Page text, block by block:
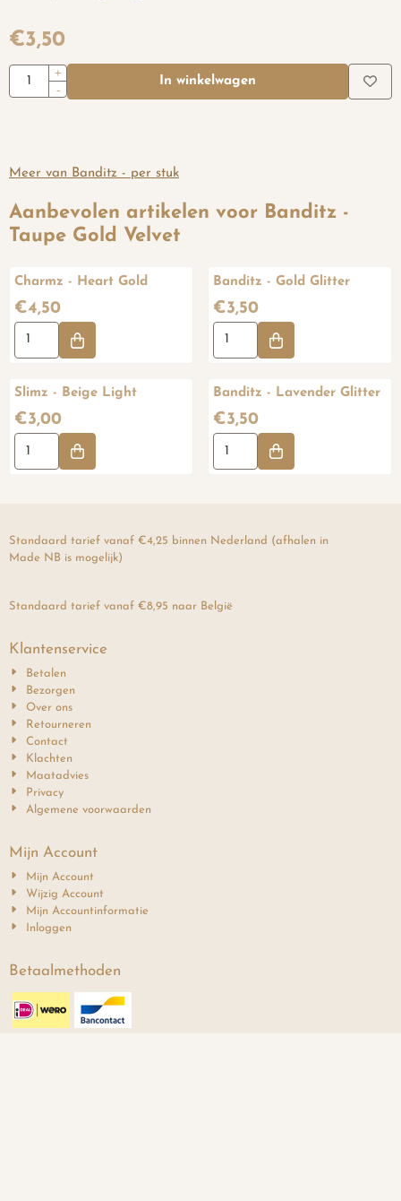
€3,50
Aantal
+
-
In winkelwagen
Meer van Banditz - per stuk
Aanbevolen artikelen voor Banditz -
Taupe Gold Velvet
Charmz - Heart Gold
Prijs: 4,50
€4,50
Aantal kiezen voor Charmz - Heart Gold
Banditz - Gold Glitter
Prijs: 3,50
€3,50
Aantal kiezen voor Banditz -
Slimz - Beige Light
Prijs: 3,00
€3,00
Aantal kiezen voor Slimz - Beige Light
Banditz - Lavender Glitter
Prijs: 3,50
€3,50
Aantal kiezen voor Banditz -
Standaard tarief vanaf €4,25 binnen Nederland (afhalen in
Made NB is mogelijk)
Standaard tarief vanaf €8,95 naar België
Klantenservice
Betalen
Bezorgen
Over ons
Retourneren
Contact
Klachten
Maatadvies
Privacy
Algemene voorwaarden
Mijn Account
Mijn Account
Wijzig Account
Mijn Accountinformatie
Inloggen
Betaalmethoden